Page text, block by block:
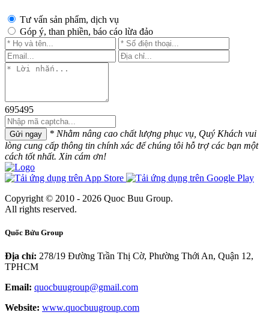
Tư vấn sản phẩm, dịch vụ
Góp ý, than phiền, báo cáo lừa đảo
695495
Gửi ngay
* Nhằm nâng cao chất lượng phục vụ, Quý Khách vui
lòng cung cấp thông tin chính xác để chúng tôi hỗ trợ các bạn một
cách tốt nhất. Xin cám ơn!
Copyright © 2010 - 2026 Quoc Buu Group.
All rights reserved.
Quốc Bửu Group
Địa chỉ: 278/19 Đường Trần Thị Cờ, Phường Thới An, Quận 12,
TPHCM
Email: quocbuugroup@gmail.com
Website: www.quocbuugroup.com